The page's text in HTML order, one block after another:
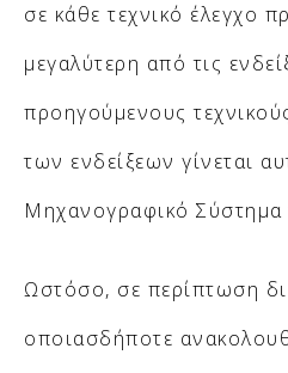
σε κάθε τεχνικό έλεγχο
μεγαλύτερη από τις
προηγούμενους
των ενδείξεων γίνεται
Μηχανογραφικό Σύστημα
Ωστόσο, σε περίπτωση
οποιασδήποτε